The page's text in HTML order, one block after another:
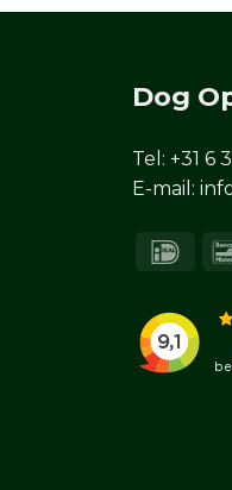
Dog
Tel: +31 6
E-mail: